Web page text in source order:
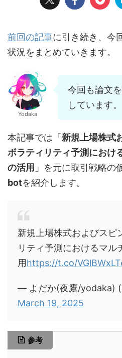
前回の記事に引き続き、今
状況をまとめていきます。
Yodaka
今回も論文
しています。
本記事では「 新規上場株式
ボラティリティ予測におけ
の活用 」を元に取引戦略の
botを紹介します。
新規上場株式およびスピ
リティ予測におけるマル
用https://t.co/
— よだか(夜鷹/yodaka)
March 19, 2025
参考